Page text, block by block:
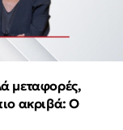
μεταφορές,
ακριβά: Ο